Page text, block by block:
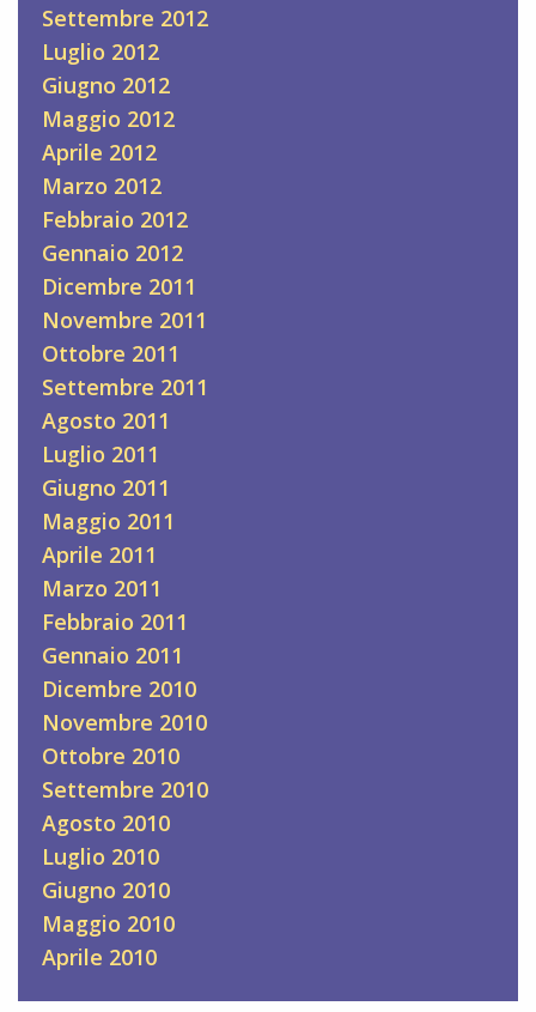
Settembre 2012
Luglio 2012
Giugno 2012
Maggio 2012
Aprile 2012
Marzo 2012
Febbraio 2012
Gennaio 2012
Dicembre 2011
Novembre 2011
Ottobre 2011
Settembre 2011
Agosto 2011
Luglio 2011
Giugno 2011
Maggio 2011
Aprile 2011
Marzo 2011
Febbraio 2011
Gennaio 2011
Dicembre 2010
Novembre 2010
Ottobre 2010
Settembre 2010
Agosto 2010
Luglio 2010
Giugno 2010
Maggio 2010
Aprile 2010